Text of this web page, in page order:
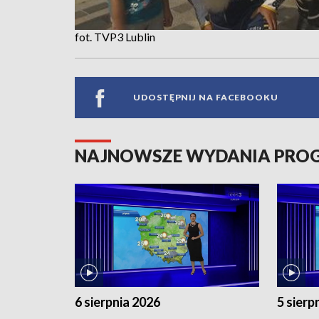
fot. TVP3 Lublin
UDOSTĘPNIJ NA FACEBOOKU
NAJNOWSZE WYDANIA
6 sierpnia 2026 5